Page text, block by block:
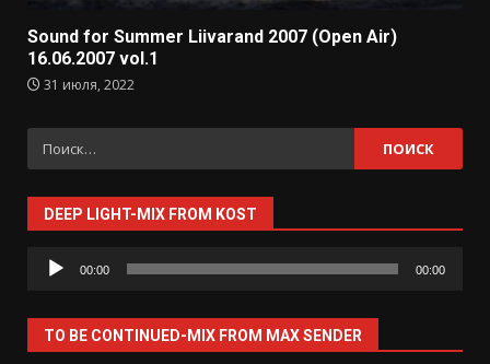
Sound for Summer Liivarand 2007 (Open Air)
16.06.2007 vol.1
31 июля, 2022
Найти:
DEEP LIGHT-MIX FROM KOST
Аудиоплеер
00:00 00:00
TO BE CONTINUED-MIX FROM MAX SENDER